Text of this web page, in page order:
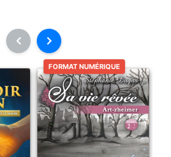
FORMAT NUMÉRIQUE